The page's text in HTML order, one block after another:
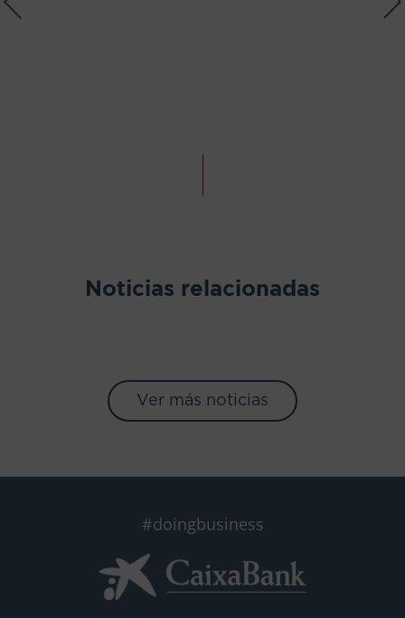
Noticias relacionadas
Ver más noticias
#doingbusiness